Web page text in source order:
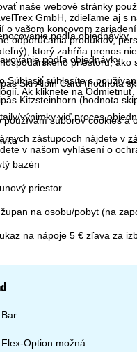
naše webové stránky
GmbH, zdieľame aj s
o vašom koncovom
odporúčania produktov,
ktorý zahŕňa prenos
priestoru,
Súhlasiťsúhlasíte s
Ak kliknete na Odmietnuť,
používaní súborov cookies
zástupcoch nájdete v
v našom vyhlásení o
podľa objednávky
podľa objednávky
Ski Alpin Card(hodnota
Kitzsteinhorn (hodnota
výnimky viď proces
bazén
priestor
na osobu/pobyt (na
na nápoje 5 € zľava za
Bar
Flex-Option možná